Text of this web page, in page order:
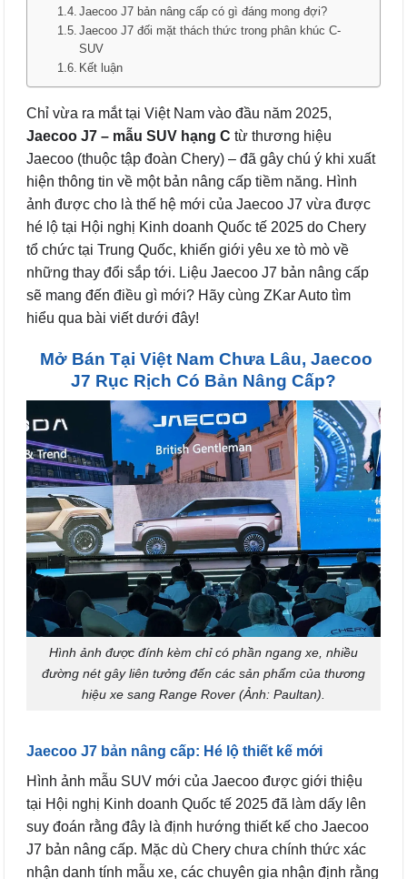
Jaecoo J7 bản nâng cấp có gì đáng mong đợi?
Jaecoo J7 đối mặt thách thức trong phân khúc C-
SUV
Kết luận
Chỉ vừa ra mắt tại Việt Nam vào đầu năm 2025,
Jaecoo J7 – mẫu SUV hạng C từ thương hiệu
Jaecoo (thuộc tập đoàn Chery) – đã gây chú ý khi xuất
hiện thông tin về một bản nâng cấp tiềm năng. Hình
ảnh được cho là thế hệ mới của Jaecoo J7 vừa được
hé lộ tại Hội nghị Kinh doanh Quốc tế 2025 do Chery
tổ chức tại Trung Quốc, khiến giới yêu xe tò mò về
những thay đổi sắp tới. Liệu Jaecoo J7 bản nâng cấp
sẽ mang đến điều gì mới? Hãy cùng ZKar Auto tìm
hiểu qua bài viết dưới đây!
Mở Bán Tại Việt Nam Chưa Lâu, Jaecoo
J7 Rục Rịch Có Bản Nâng Cấp?
Hình ảnh được đính kèm chỉ có phần ngang xe, nhiều
đường nét gây liên tưởng đến các sản phẩm của thương
hiệu xe sang Range Rover (Ảnh: Paultan).
Jaecoo J7 bản nâng cấp: Hé lộ thiết kế mới
Hình ảnh mẫu SUV mới của Jaecoo được giới thiệu
tại Hội nghị Kinh doanh Quốc tế 2025 đã làm dấy lên
suy đoán rằng đây là định hướng thiết kế cho Jaecoo
J7 bản nâng cấp. Mặc dù Chery chưa chính thức xác
nhận danh tính mẫu xe, các chuyên gia nhận định rằng